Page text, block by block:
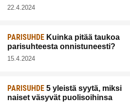
22.4.2024
PARISUHDE Kuinka pitää taukoa
parisuhteesta onnistuneesti?
15.4.2024
PARISUHDE 5 yleistä syytä, miksi
naiset väsyvät puolisoihinsa